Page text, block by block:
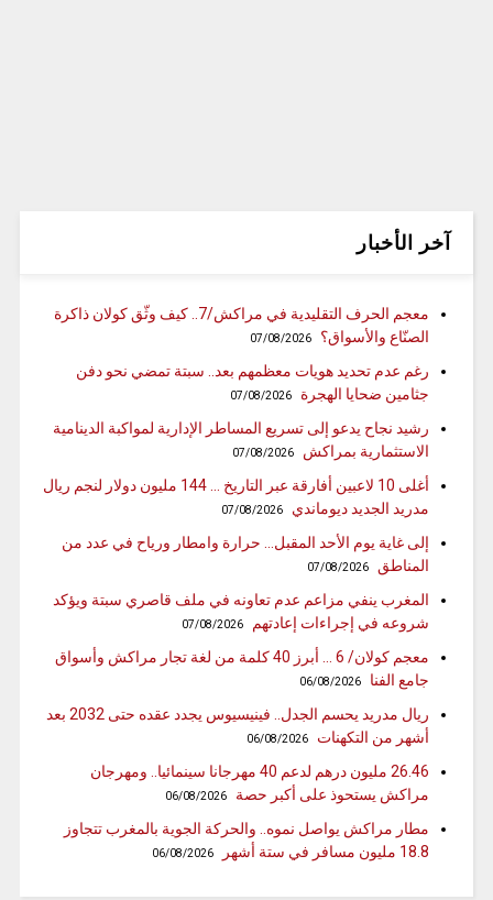
آخر الأخبار
معجم الحرف التقليدية في مراكش/7.. كيف وثّق كولان ذاكرة
الصنّاع والأسواق؟
07/08/2026
رغم عدم تحديد هويات معظمهم بعد.. سبتة تمضي نحو دفن
جثامين ضحايا الهجرة
07/08/2026
رشيد نجاح يدعو إلى تسريع المساطر الإدارية لمواكبة الدينامية
الاستثمارية بمراكش
07/08/2026
أغلى 10 لاعبين أفارقة عبر التاريخ … 144 مليون دولار لنجم ريال
مدريد الجديد ديوماندي
07/08/2026
إلى غاية يوم الأحد المقبل… حرارة وامطار ورياح في عدد من
المناطق
07/08/2026
المغرب ينفي مزاعم عدم تعاونه في ملف قاصري سبتة ويؤكد
شروعه في إجراءات إعادتهم
07/08/2026
معجم كولان/ 6 … أبرز 40 كلمة من لغة تجار مراكش وأسواق
جامع الفنا
06/08/2026
ريال مدريد يحسم الجدل.. فينيسيوس يجدد عقده حتى 2032 بعد
أشهر من التكهنات
06/08/2026
26.46 مليون درهم لدعم 40 مهرجانا سينمائيا.. ومهرجان
مراكش يستحوذ على أكبر حصة
06/08/2026
مطار مراكش يواصل نموه.. والحركة الجوية بالمغرب تتجاوز
18.8 مليون مسافر في ستة أشهر
06/08/2026